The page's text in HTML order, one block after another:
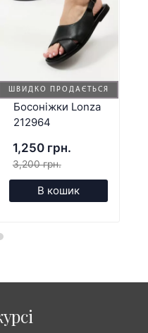
ШВИДКО ПРОДАЄТЬСЯ
Босоніжки Lonza
212964
1,250 грн.
3,200 грн.
В кошик